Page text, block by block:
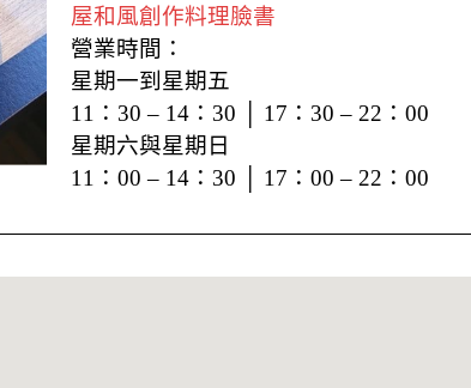
屋和風創作料理臉書
營業時間：
星期一到星期五
11：30 – 14：30 │ 17：30 – 22：00
星期六與星期日
11：00 – 14：30 │ 17：00 – 22：00